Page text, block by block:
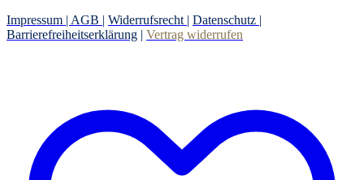
Impressum | AGB | Widerrufsrecht | Datenschutz |
Barrierefreiheitserklärung | Vertrag widerrufen